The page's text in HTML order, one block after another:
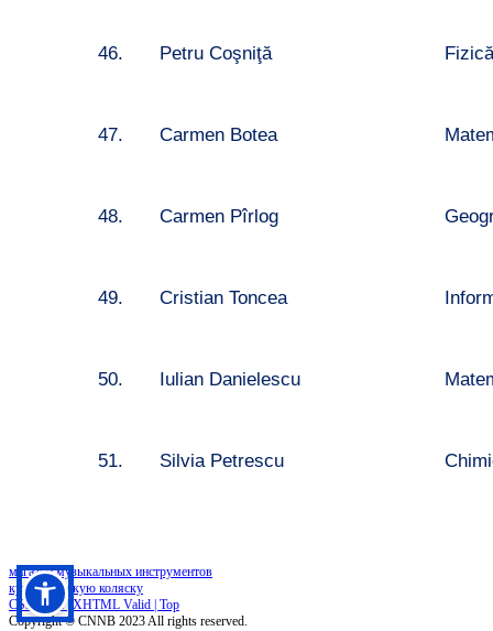
46. Petru Coşniţă
47. Carmen Botea
48. Carmen Pîrlog
49. Cristian Toncea
50. Iulian Danielescu
51. Silvia Petrescu
магазин музыкальных инструментов
купить детскую коляску
CSS Valid | XHTML Valid | Top
Copyright © CNNB 2023 All rights reserved.